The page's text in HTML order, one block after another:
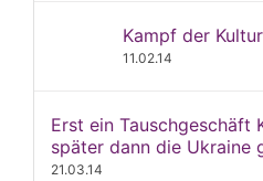
Kampf der
11.02.14
Erst ein Tauschgeschäft
später dann die Ukraine
21.03.14